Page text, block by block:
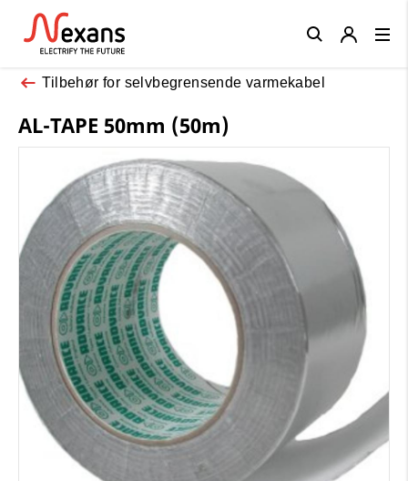
Tilbehør for selvbegrensende varmekabel
AL-TAPE 50mm (50m)
Close